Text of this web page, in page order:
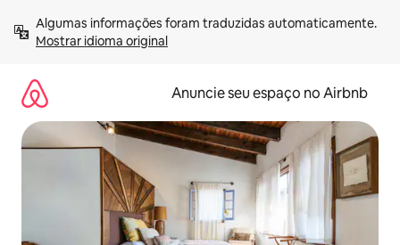
para
Mostrar idioma original
Anuncie seu espaço no Airbnb